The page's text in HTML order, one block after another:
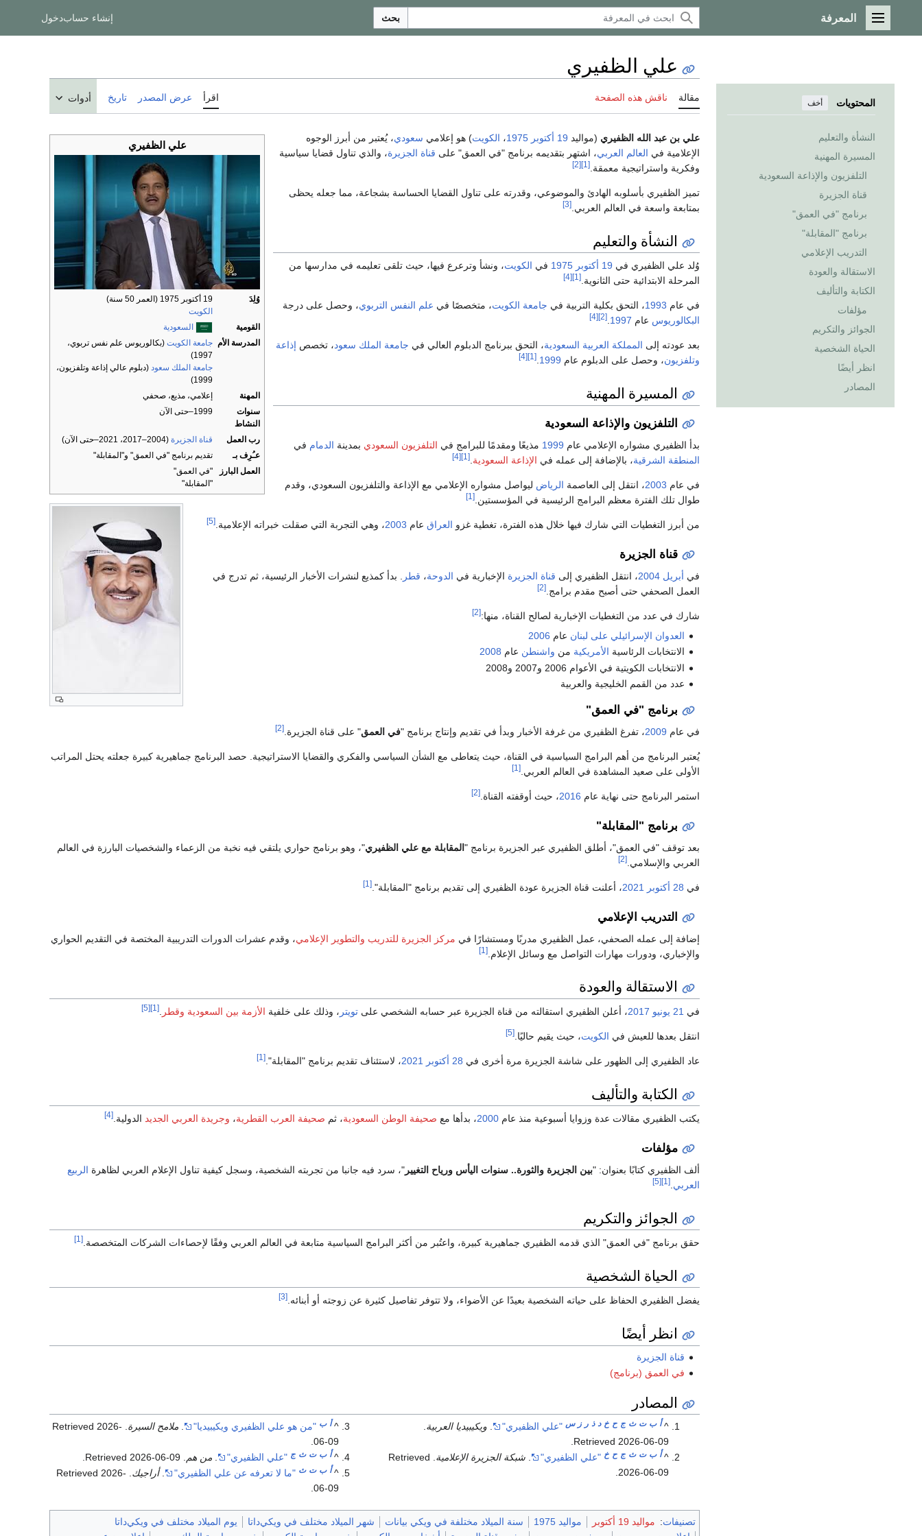
القائمة الرئيسية
المعرفة بحث إنشاء حسابدخول
المحتويات أخف
النشأة والتعليم
المسيرة المهنية
التلفزيون والإذاعة السعودية
قناة الجزيرة
برنامج "في العمق"
برنامج "المقابلة"
التدريب الإعلامي
الاستقالة والعودة
الكتابة والتأليف
مؤلفات
الجوائز والتكريم
الحياة الشخصية
انظر أيضًا
المصادر
علي الظفيري
مقالة ناقش هذه الصفحة اقرأ عرض المصدر تاريخ أدوات
علي الظفيري
وُلِدَ 19 أكتوبر 1975
(العمر 50 سنة)
الكويت
القومية
السعودية
المدرسة الأم جامعة الكويت (بكالوريوس علم نفس تربوي،
1997)
جامعة الملك سعود (دبلوم عالي إذاعة وتلفزيون،
1999)
المهنة
إعلامي، مذيع، صحفي
سنوات
النشاط
1999–حتى الآن
رب العمل قناة الجزيرة (2004–2017، 2021–حتى الآن)
عـُرِف بـ
تقديم برنامج "في العمق" و"المقابلة"
العمل البارز
"في العمق"
"المقابلة"
علي بن عبد الله الظفيري (مواليد 19 أكتوبر 1975، الكويت) هو إعلامي سعودي، يُعتبر من أبرز الوجوه
الإعلامية في العالم العربي، اشتهر بتقديمه برنامج "في العمق" على قناة الجزيرة، والذي تناول قضايا سياسية
وفكرية واستراتيجية معمقة. [1]
[2]
تميز الظفيري بأسلوبه الهادئ والموضوعي، وقدرته على تناول القضايا الحساسة بشجاعة، مما جعله يحظى
بمتابعة واسعة في العالم العربي. [3]
النشأة والتعليم
وُلد علي الظفيري في 19 أكتوبر 1975 في الكويت، ونشأ وترعرع فيها، حيث تلقى تعليمه في مدارسها من
المرحلة الابتدائية حتى الثانوية.[1]
[4]
في عام 1993، التحق بكلية التربية في جامعة الكويت، متخصصًا في علم النفس التربوي، وحصل على درجة
البكالوريوس عام 1997
.
[2]
[4]
بعد عودته إلى المملكة العربية السعودية، التحق ببرنامج الدبلوم العالي في جامعة الملك سعود، تخصص إذاعة
وتلفزيون، وحصل على الدبلوم عام 1999
.
[1]
[4]
المسيرة المهنية
التلفزيون والإذاعة السعودية
بدأ الظفيري مشواره الإعلامي عام 1999 مذيعًا ومقدمًا للبرامج في التلفزيون السعودي بمدينة الدمام في
المنطقة الشرقية، بالإضافة إلى عمله في الإذاعة السعودية.
[1]
[4]
في عام 2003، انتقل إلى العاصمة الرياض ليواصل مشواره الإعلامي مع الإذاعة والتلفزيون السعودي، وقدم
طوال تلك الفترة معظم البرامج الرئيسية في المؤسستين.[1]
من أبرز التغطيات التي شارك فيها خلال هذه الفترة، تغطية غزو العراق عام 2003، وهي التجربة التي صقلت خبراته الإعلامية.[5]
قناة الجزيرة
في أبريل 2004، انتقل الظفيري إلى قناة الجزيرة الإخبارية في الدوحة، قطر
. بدأ كمذيع لنشرات الأخبار الرئيسية، ثم تدرج في
العمل الصحفي حتى أصبح مقدم برامج. [2]
شارك في عدد من التغطيات الإخبارية لصالح القناة، منها:[2]
العدوان الإسرائيلي على لبنان عام 2006
الانتخابات الرئاسية الأمريكية من واشنطن عام 2008
الانتخابات الكويتية في الأعوام 2006 و2007 و2008
عدد من القمم الخليجية والعربية
برنامج "في العمق"
في عام 2009، تفرغ الظفيري من غرفة الأخبار وبدأ في تقديم وإنتاج برنامج "في العمق" على قناة الجزيرة.[2]
يُعتبر البرنامج من أهم البرامج السياسية في القناة، حيث يتعاطى مع الشأن السياسي والفكري والقضايا الاستراتيجية. حصد البرنامج جماهيرية كبيرة جعلته يحتل المراتب
الأولى على صعيد المشاهدة في العالم العربي.[1]
استمر البرنامج حتى نهاية عام 2016، حيث أوقفته القناة.[2]
برنامج "المقابلة"
بعد توقف "في العمق"، أطلق الظفيري عبر الجزيرة برنامج " المقابلة مع علي الظفيري"، وهو برنامج حواري يلتقي فيه نخبة من الزعماء والشخصيات البارزة في العالم
العربي والإسلامي. [2]
في 28 أكتوبر 2021، أعلنت قناة الجزيرة عودة الظفيري إلى تقديم برنامج "المقابلة". [1]
التدريب الإعلامي
إضافة إلى عمله الصحفي، عمل الظفيري مدربًا ومستشارًا في مركز الجزيرة للتدريب والتطوير الإعلامي، وقدم عشرات الدورات التدريبية المختصة في التقديم الحواري
والإخباري، ودورات مهارات التواصل مع وسائل الإعلام. [1]
الاستقالة والعودة
في 21 يونيو 2017، أعلن الظفيري استقالته من قناة الجزيرة عبر حسابه الشخصي على تويتر ، وذلك على خلفية الأزمة بين السعودية وقطر [1]
[5]
انتقل بعدها للعيش في الكويت، حيث يقيم حاليًا. [5]
عاد الظفيري إلى الظهور على شاشة الجزيرة مرة أخرى في 28 أكتوبر 2021، لاستئناف تقديم برنامج "المقابلة". [1]
الكتابة والتأليف
يكتب الظفيري مقالات عدة وزوايا أسبوعية منذ عام 2000، بدأها مع صحيفة الوطن السعودية، ثم صحيفة العرب القطرية، وجريدة العربي الجديد الدولية.[4]
مؤلفات
ألف الظفيري كتابًا بعنوان: "بين الجزيرة والثورة.. سنوات اليأس ورياح التغيير "، سرد فيه جانبا من تجربته الشخصية، وسجل كيفية تناول الإعلام العربي لظاهرة الربيع
العربي [1]
[5]
الجوائز والتكريم
حقق برنامج "في العمق" الذي قدمه الظفيري جماهيرية كبيرة، واعتُبر من أكثر البرامج السياسية متابعة في العالم العربي وفقًا لإحصاءات الشركات المتخصصة. [1]
الحياة الشخصية
يفضل الظفيري الحفاظ على حياته الشخصية بعيدًا عن الأضواء، ولا تتوفر تفاصيل كثيرة عن زوجته أو أبنائه.[3]
انظر أيضًا
قناة الجزيرة
في العمق (برنامج)
المصادر
^أ ب ت ث ج ح خ د ذ ر ز س "علي الظفيري" ويكيبيديا العربية
Retrieved 2026-06-09
^أ ب ت ث ج ح خ "علي الظفيري" شبكة الجزيرة الإعلامية
2026-06-09
^أ ب "من هو علي الظفيري ويكيبيديا" ملامح السيرة
2026-
06-09
.
^أ ب ت ث ج "علي الظفيري" من هم 2026-06-09
^أ ب ت ث "ما لا تعرفه عن علي الظفيري" .أراجيك. Retrieved
2026-
06-09
.
تصنيفات: مواليد 19 أكتوبر مواليد 1975 سنة الميلاد مختلفة في ويكي بيانات شهر الميلاد مختلف في ويكي‌داتا
يوم الميلاد مختلف في ويكي‌داتا